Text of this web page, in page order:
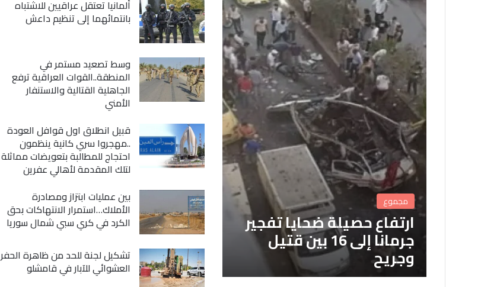
مجموع
ارتفاع حصيلة ضحايا تفجير
جرمانا إلى 16 بين قتيل
وجريح
ألمانيا تعتقل عراقيين للاشتباه
بانتمائهما إلى تنظيم داعش
وسط تصعيد مستمر في
المنطقة..القوات العراقية ترفع
الجاهلية القتالية والاستنفار
الأمني
قبيل انطلاق اول قوافل العودة
..مهجروا سري كانية ينظمون
احتجاج للمطالبة بتعويضات مماثلة
لتلك المقدمة لأهالي عفرين
بين عمليات ابتزاز ومصادرة
الأملاك…استمرار الانتهاكات بحق
الكرد في كري سبي شمال سوريا
تشكيل لجنة للحد من ظاهرة الحفر
العشوائي للآبار في قامشلو